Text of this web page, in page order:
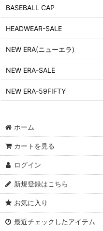
BASEBALL CAP
HEADWEAR-SALE
NEW ERA(ニューエラ)
NEW ERA-SALE
NEW ERA-59FIFTY
ホーム
カートを見る
ログイン
新規登録はこちら
お気に入り
最近チェックしたアイテム